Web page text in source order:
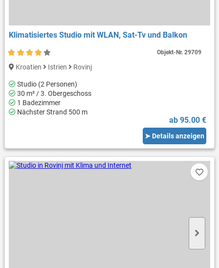
Klimatisiertes Studio mit WLAN, Sat-Tv und Balkon
Kroatien Istrien Rovinj
Studio (2 Personen)
30 m² / 3. Obergeschoss
1 Badezimmer
Nächster Strand 500 m
ab 95.00 €
➤ Details anzeigen
Objekt-Nr.29709